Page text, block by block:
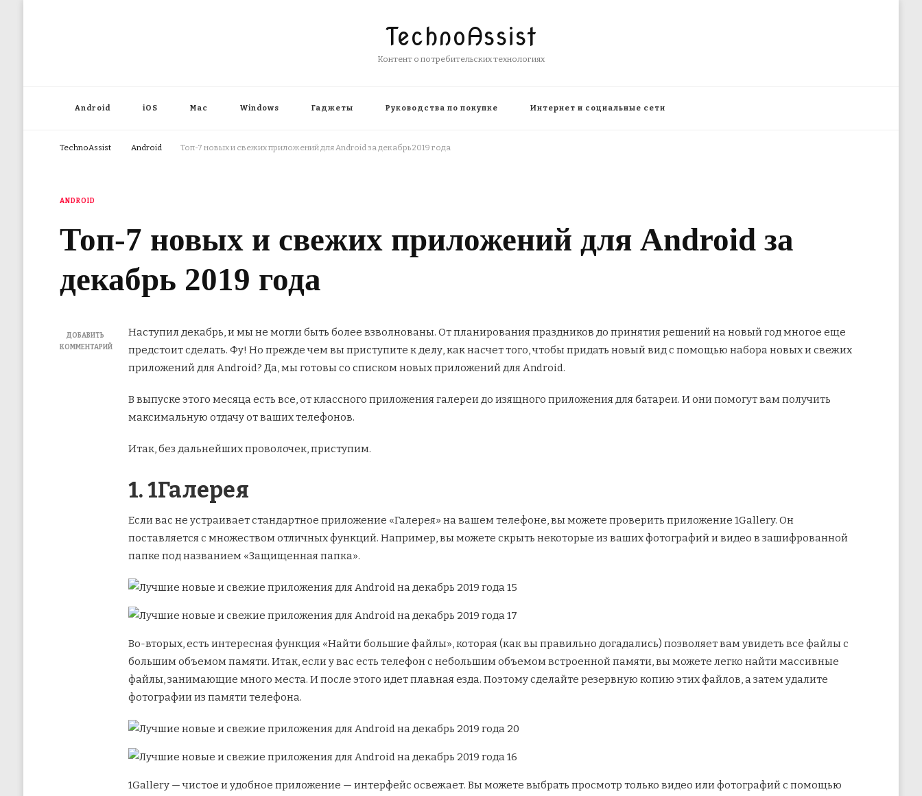
TechnoAssist
Контент о потребительских технологиях
Android iOS Mac Windows Гаджеты Руководства по покупке Интернет и социальные сети
TechnoAssist Android Топ-7 новых и свежих приложений для Android за декабрь 2019 года
ANDROID
Топ-7 новых и свежих приложений для Android за
декабрь 2019 года
ДОБАВИТЬ
КОММЕНТАРИЙ
Наступил декабрь, и мы не могли быть более взволнованы. От планирования праздников до принятия решений на новый год многое еще
предстоит сделать. Фу! Но прежде чем вы приступите к делу, как насчет того, чтобы придать новый вид с помощью набора новых и свежих
приложений для Android? Да, мы готовы со списком новых приложений для Android.
В выпуске этого месяца есть все, от классного приложения галереи до изящного приложения для батареи. И они помогут вам получить
максимальную отдачу от ваших телефонов.
Итак, без дальнейших проволочек, приступим.
1. 1Галерея
Если вас не устраивает стандартное приложение «Галерея» на вашем телефоне, вы можете проверить приложение 1Gallery. Он
поставляется с множеством отличных функций. Например, вы можете скрыть некоторые из ваших фотографий и видео в зашифрованной
папке под названием «Защищенная папка».
Во-вторых, есть интересная функция «Найти большие файлы», которая (как вы правильно догадались) позволяет вам увидеть все файлы с
большим объемом памяти. Итак, если у вас есть телефон с небольшим объемом встроенной памяти, вы можете легко найти массивные
файлы, занимающие много места. И после этого идет плавная езда. Поэтому сделайте резервную копию этих файлов, а затем удалите
фотографии из памяти телефона.
1Gallery — чистое и удобное приложение — интерфейс освежает. Вы можете выбрать просмотр только видео или фотографий с помощью